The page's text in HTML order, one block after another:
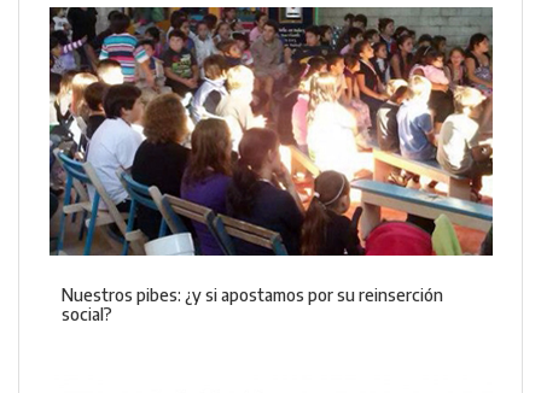
Nuestros pibes: ¿y si apostamos por su reinserción
social?